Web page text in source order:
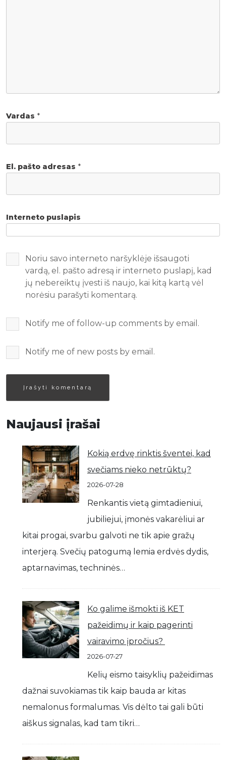
Vardas *
El. pašto adresas *
Interneto puslapis
Noriu savo interneto naršyklėje išsaugoti
vardą, el. pašto adresą ir interneto puslapį, kad
jų nebereiktų įvesti iš naujo, kai kitą kartą vėl
norėsiu parašyti komentarą.
Notify me of follow-up comments by email.
Notify me of new posts by email.
Naujausi įrašai
Kokią erdvę rinktis šventei, kad
svečiams nieko netrūktų?
2026-07-28
Renkantis vietą gimtadieniui,
jubiliejui, įmonės vakarėliui ar
kitai progai, svarbu galvoti ne tik apie gražų
interjerą. Svečių patogumą lemia erdvės dydis,
aptarnavimas, techninės…
Ko galime išmokti iš KET
pažeidimų ir kaip pagerinti
vairavimo įpročius?
2026-07-27
Kelių eismo taisyklių pažeidimas
dažnai suvokiamas tik kaip bauda ar kitas
nemalonus formalumas. Vis dėlto tai gali būti
aiškus signalas, kad tam tikri…